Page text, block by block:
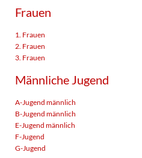
Frauen
1. Frauen
2. Frauen
3. Frauen
Männliche Jugend
A-Jugend männlich
B-Jugend männlich
E-Jugend männlich
F-Jugend
G-Jugend